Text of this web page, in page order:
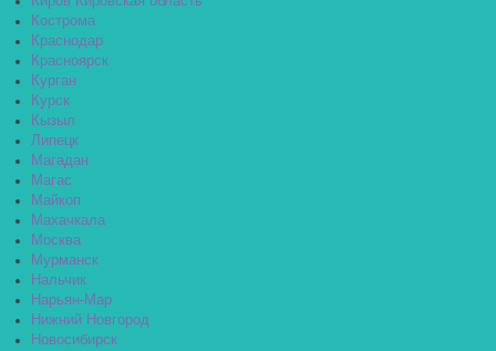
Кострома
Краснодар
Красноярск
Курган
Курск
Кызыл
Липецк
Магадан
Магас
Майкоп
Махачкала
Москва
Мурманск
Нальчик
Нарьян-Мар
Нижний Новгород
Новосибирск